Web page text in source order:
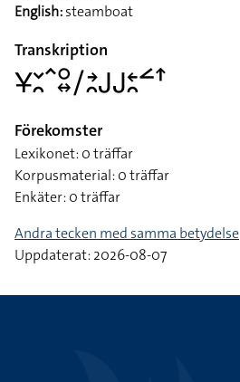
English:steamboat
Transkription
􌥃􌥖􌥘􌥦􌥰􌦉􌥠􌥔􌥘􌤢􌤢􌥓􌥘􌥮􌦃
Förekomster
Lexikonet: 0 träffar
Korpusmaterial: 0 träffar
Enkäter: 0 träffar
Andra tecken med samma betydelse
Uppdaterat: 2026-08-07